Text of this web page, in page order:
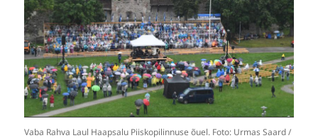
Vaba Rahva Laul Haapsalu Piiskopilinnuse õuel. Foto: Urmas Saard /